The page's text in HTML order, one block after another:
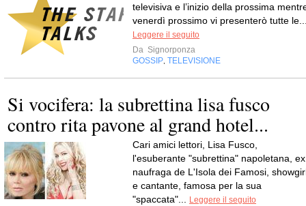
televisiva e l’inizio della prossima
venerdì prossimo vi presenterò tutte
Leggere il seguito
Da Signorponza
GOSSIP, TELEVISIONE
Si vocifera: la subrettina lisa fusco
contro rita pavone al grand hotel...
Cari amici lettori, Lisa Fusco,
l'esuberante "subrettina" napoletana, ex
naufraga de L'Isola dei Famosi,
e cantante, famosa per la sua
"spaccata"... Leggere il seguito